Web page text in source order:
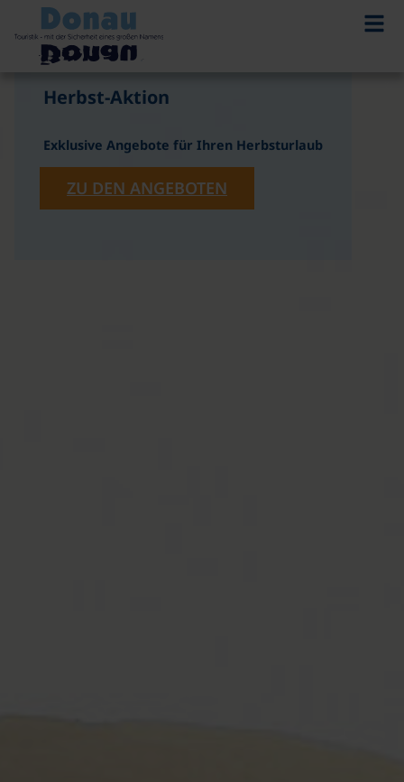
Herbst-Aktion
Exklusive Angebote für Ihren Herbsturlaub
ZU DEN ANGEBOTEN